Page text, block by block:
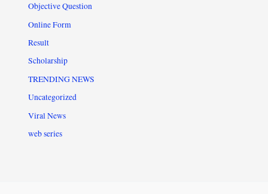
Objective Question
Online Form
Result
Scholarship
TRENDING NEWS
Uncategorized
Viral News
web series